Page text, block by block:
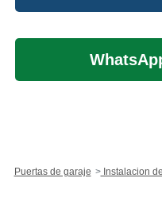
Puertas de garaje Instalacion